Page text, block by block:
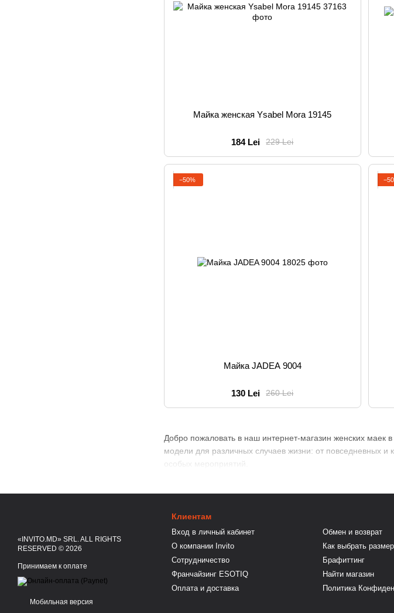
Добро пожаловать в наш интернет-магазин женских
модели для различных случаев жизни: от повседневных и
особых мероприятий.
Майка женская Ysabel Mora 19145
229 Lei
184 Lei
−50%
Майка JADEA 9004
260 Lei
130 Lei
«INVITO.MD» SRL. ALL RIGHTS
RESERVED © 2026
Принимаем к оплате
Мобильная версия
Клиентам
Вход в личный кабинет
О компании Invito
Сотрудничество
Франчайзинг ESOTIQ
Оплата и доставка
Обмен и возврат
Как выбрать
Брафиттинг
Найти магазин
Политика